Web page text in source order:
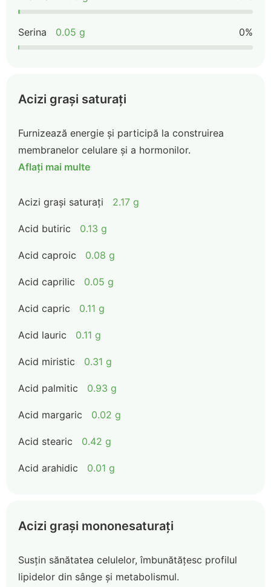
Serina 0.05 g 0%
Acizi grași saturați
Furnizează energie și participă la construirea
membranelor celulare și a hormonilor.
Aflați mai multe
Acizi grași saturați 2.17 g
Acid butiric 0.13 g
Acid caproic 0.08 g
Acid caprilic 0.05 g
Acid capric 0.11 g
Acid lauric 0.11 g
Acid miristic 0.31 g
Acid palmitic 0.93 g
Acid margaric 0.02 g
Acid stearic 0.42 g
Acid arahidic 0.01 g
Acizi grași mononesaturați
Susțin sănătatea celulelor, îmbunătățesc profilul
lipidelor din sânge și metabolismul.